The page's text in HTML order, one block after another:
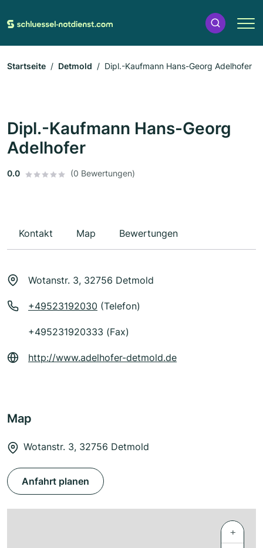
Startseite Detmold Dipl.-Kaufmann Hans-Georg Adelhofer
Dipl.-Kaufmann Hans-Georg
Adelhofer
0.0 (0 Bewertungen)
Kontakt Map Bewertungen
Wotanstr. 3, 32756 Detmold
+49523192030 (Telefon)
+495231920333 (Fax)
http://www.adelhofer-detmold.de
Map
Wotanstr. 3, 32756 Detmold
Anfahrt planen
+